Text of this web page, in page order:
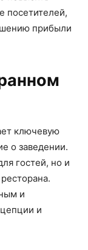
посетителей,
прибыли
ключевую
о заведении.
гостей, но и
и
и